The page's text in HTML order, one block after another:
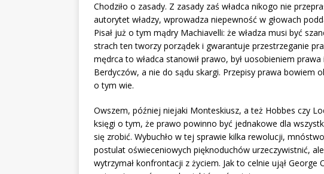
Chodziło o zasady. Z zasady zaś władca nikogo nie
autorytet władzy, wprowadza niepewność w głowach
Pisał już o tym mądry Machiavelli: że władza musi być
strach ten tworzy porządek i gwarantuje przestrzeganie
mędrca to władca stanowił prawo, był uosobieniem
Berdyczów, a nie do sądu skargi. Przepisy prawa bowiem
o tym wie.
Owszem, później niejaki Monteskiusz, a też Hobbes czy
księgi o tym, że prawo powinno być jednakowe dla
się zrobić. Wybuchło w tej sprawie kilka rewolucji,
postulat oświeceniowych pięknoduchów urzeczywistnić,
wytrzymał konfrontacji z życiem. Jak to celnie ujął George